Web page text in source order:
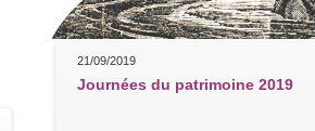
21/09/2019
Journées du patrimoine 2019